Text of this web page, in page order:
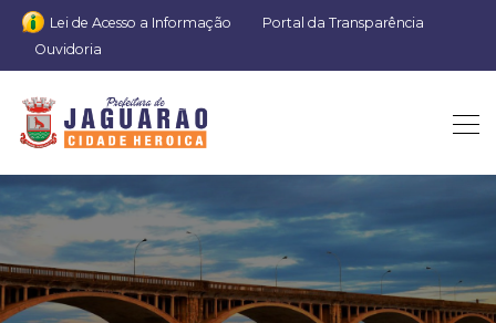
Lei de Acesso a Informação
Portal da Transparência
Ouvidoria